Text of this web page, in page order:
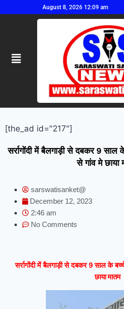
August 8, 2026 12:09 am
[the_ad id="217"]
सर्रागोंदी में बैलगाड़ी से दबकर 9 साल
से गांव मे छाया
sarswatisanket@
December 12, 2023
2:46 am
No Comments
सर्रागोंदी में बैलगाड़ी से दबकर 9 साल के
छाया मातम